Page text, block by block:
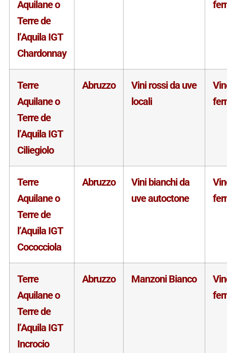
Aquilane o
Terre de
l’Aquila IGT
Chardonnay
Terre
Aquilane o
Terre de
l’Aquila IGT
Ciliegiolo
Abruzzo
Vini rossi da uve
locali
Terre
Aquilane o
Terre de
l’Aquila IGT
Cococciola
Abruzzo
Vini bianchi da
uve autoctone
Terre
Aquilane o
Terre de
l’Aquila IGT
Incrocio
Abruzzo Manzoni Bianco